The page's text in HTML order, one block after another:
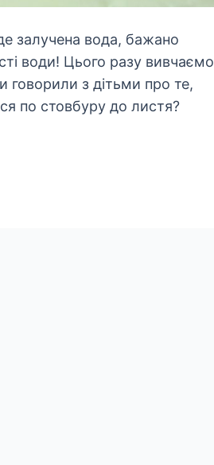
залучена вода, бажано
води! Цього разу вивчаємо
з дітьми про те,
по стовбуру до листя?